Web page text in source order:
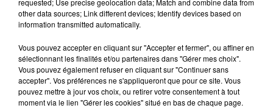
C'était l'une des institutions du centre-ville
rémois. Le magasin JouéClub est contraint de
TITRES DIFFUSÉS
21h42
21h42 21h40
21h40
other data sources; Link different devices; Identify devices based on
information transmitted automatically.
Vous pouvez accepter en cliquant sur "Accepter et fermer", ou affiner en
sélectionnant les finalités et/ou partenaires dans "Gérer mes choix".
Vous pouvez également refuser en cliquant sur "Continuer sans
accepter". Vos préférences ne s'appliqueront que pour ce site. Vous
pouvez mettre à jour vos choix, ou retirer votre consentement à tout
moment via le lien "Gérer les cookies" situé en bas de chaque page.